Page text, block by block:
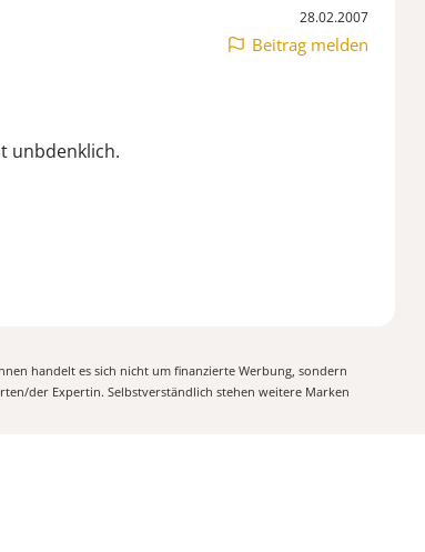
28.02.2007
Beitrag melden
unbdenklich.
handelt es sich nicht um finanzierte Werbung, sondern
der Expertin. Selbstverständlich stehen weitere Marken